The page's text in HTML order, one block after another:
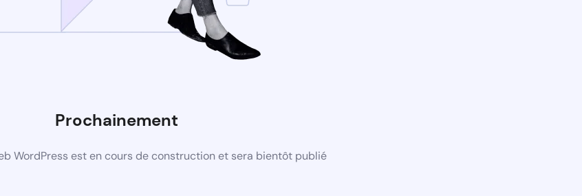
Prochainement
WordPress est en cours de construction et sera bientôt publié